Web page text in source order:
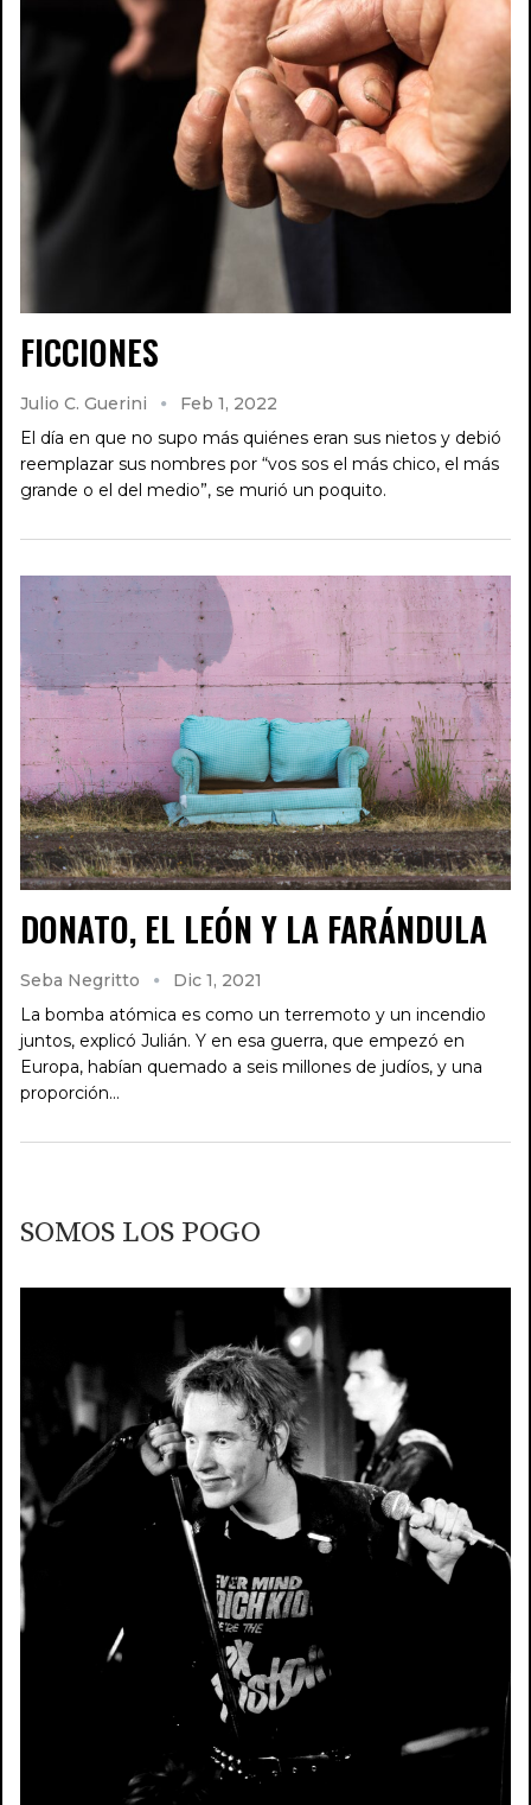
FICCIONES
Julio C. Guerini
Feb 1, 2022
El día en que no supo más quiénes eran sus nietos y debió
reemplazar sus nombres por “vos sos el más chico, el más
grande o el del medio”, se murió un poquito.
DONATO, EL LEÓN Y LA FARÁNDULA
Seba Negritto
Dic 1, 2021
La bomba atómica es como un terremoto y un incendio
juntos, explicó Julián. Y en esa guerra, que empezó en
Europa, habían quemado a seis millones de judíos, y una
proporción…
SOMOS LOS POGO